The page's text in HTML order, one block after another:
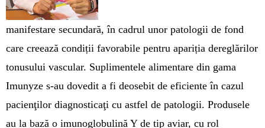
manifestare secundară, în cadrul unor patologii de fond
care creează condiții favorabile pentru apariția dereglărilor
tonusului vascular. Suplimentele alimentare din gama
Imunyze s-au dovedit a fi deosebit de eficiente în cazul
pacienţilor diagnosticaţi cu astfel de patologii. Produsele
au la bază o imunoglobulină Y de tip aviar, cu rol